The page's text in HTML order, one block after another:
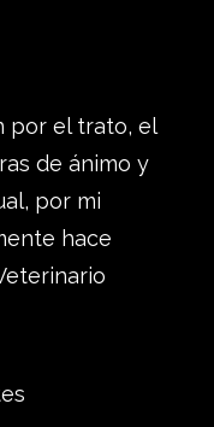
por el trato, el
de ánimo y
por mi
hace